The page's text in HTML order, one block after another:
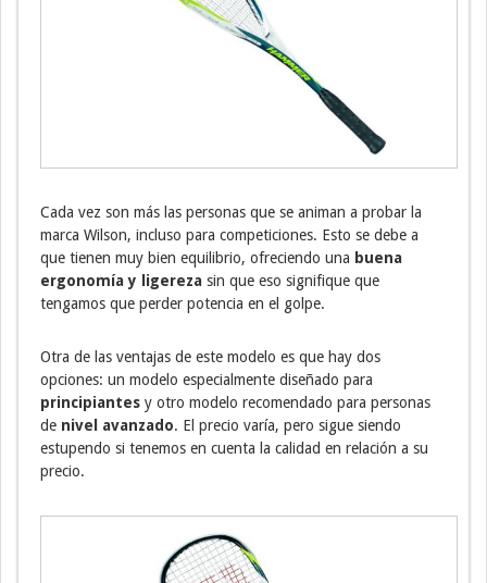
Cada vez son más las personas que se animan a probar la
marca Wilson, incluso para competiciones. Esto se debe a
que tienen muy bien equilibrio, ofreciendo una buena
ergonomía y ligereza sin que eso signifique que
tengamos que perder potencia en el golpe.
Otra de las ventajas de este modelo es que hay dos
opciones: un modelo especialmente diseñado para
principiantes y otro modelo recomendado para personas
de nivel avanzado. El precio varía, pero sigue siendo
estupendo si tenemos en cuenta la calidad en relación a su
precio.